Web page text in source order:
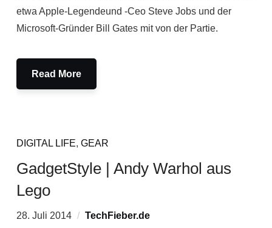
etwa Apple-Legendeund -Ceo Steve Jobs und der
Microsoft-Gründer Bill Gates mit von der Partie.
Read More
DIGITAL LIFE, GEAR
GadgetStyle | Andy Warhol aus
Lego
28. Juli 2014 TechFieber.de